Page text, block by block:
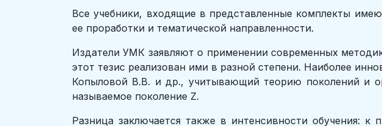
Все учебники, входящие в представленные комплекты
ее проработки и тематической направленности.
Издатели УМК заявляют о применении современных
этот тезис реализован ими в разной степени. Наиболее
Копыловой В.В. и др., учитывающий теорию поколений и
называемое поколение Z.
Разница заключается также в интенсивности обучения: